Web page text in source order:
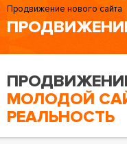
Продвижение нового сайта
МОЛОДОЙ
РЕАЛЬНОСТЬ